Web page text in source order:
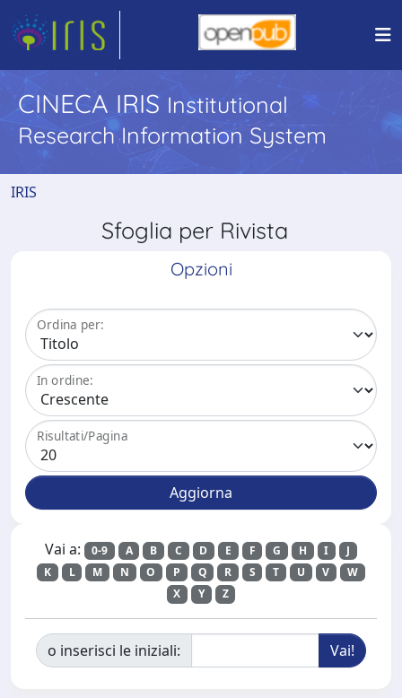
CINECA IRIS Institutional
Research Information System
IRIS
Sfoglia per Rivista
Opzioni
Ordina per:
In ordine:
Risultati/Pagina
Vai a: 0-9 A B C D E F G H I
J
K
L M N O P Q R S T U V
W
X
Y Z
o inserisci le iniziali: